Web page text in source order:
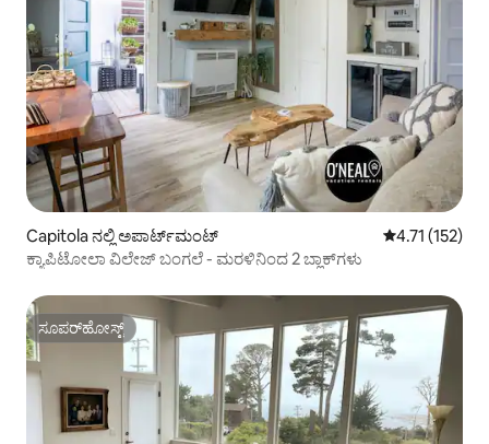
Capitola ನಲ್ಲಿ ಅಪಾರ್ಟ್‌ಮಂಟ್ 5 ರಲ್ಲಿ 4.71
4.71 (152)
ಕ್ಯಾಪಿಟೋಲಾ ವಿಲೇಜ್ ಬಂಗಲೆ - ಮರಳಿನಿಂದ 2 ಬ್ಲಾಕ್‌ಗಳು
ಸೂಪರ್‌ಹೋಸ್ಟ್
ಸೂಪರ್‌ಹೋಸ್ಟ್